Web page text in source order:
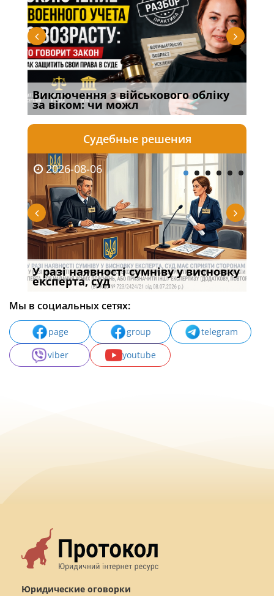
Виключення з військового обліку
за віком: чи можл
Судебные решения
2026-08-06
У разі наявності сумніву у висновку
експерта, суд
Мы в социальных сетях:
page group
telegram
viber
youtube
Юридические оговорки